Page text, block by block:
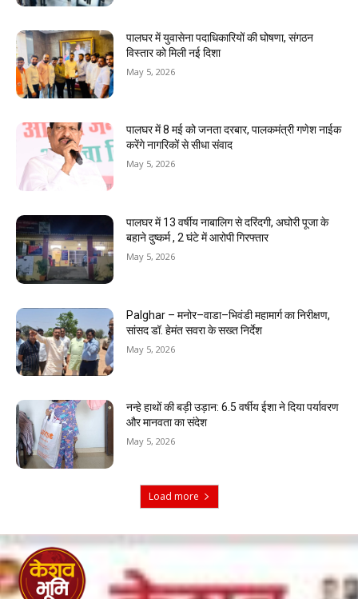
पालघर में युवासेना पदाधिकारियों की घोषणा, संगठन
विस्तार को मिली नई दिशा
May 5, 2026
पालघर में 8 मई को जनता दरबार, पालकमंत्री गणेश नाईक
करेंगे नागरिकों से सीधा संवाद
May 5, 2026
पालघर में 13 वर्षीय नाबालिग से दरिंदगी, अघोरी पूजा के
बहाने दुष्कर्म , 2 घंटे में आरोपी गिरफ्तार
May 5, 2026
Palghar – मनोर–वाडा–भिवंडी महामार्ग का निरीक्षण,
सांसद डॉ. हेमंत सवरा के सख्त निर्देश
May 5, 2026
नन्हे हाथों की बड़ी उड़ान: 6.5 वर्षीय ईशा ने दिया पर्यावरण
और मानवता का संदेश
May 5, 2026
Load more